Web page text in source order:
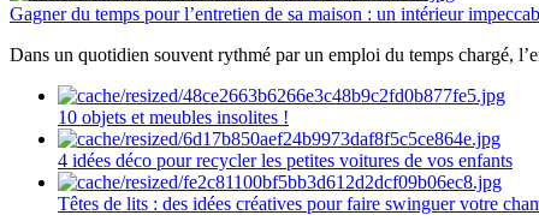
Gagner du temps pour l’entretien de sa maison : un intérieur
Dans un quotidien souvent rythmé par un emploi du temps chargé,
10 objets et meubles insolites !
4 idées déco pour recycler les petites voitures de vos enfants
Têtes de lits : des idées créatives pour faire swinguer votre